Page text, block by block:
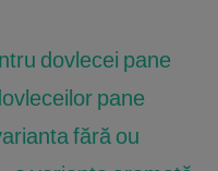
dovlecei pane
pane
fără ou